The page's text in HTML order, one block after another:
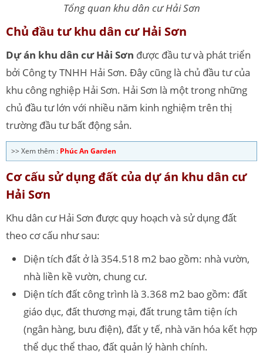
Tổng quan khu dân cư Hải Sơn
Chủ đầu tư khu dân cư Hải Sơn
Dự án khu dân cư Hải Sơn được đầu tư và phát triển
bởi Công ty TNHH Hải Sơn. Đây cũng là chủ đầu tư của
khu công nghiệp Hải Sơn. Hải Sơn là một trong những
chủ đầu tư lớn với nhiều năm kinh nghiệm trên thị
trường đầu tư bất động sản.
>> Xem thêm : Phúc An Garden
Cơ cấu sử dụng đất của dự án khu dân cư
Hải Sơn
Khu dân cư Hải Sơn được quy hoạch và sử dụng đất
theo cơ cấu như sau:
Diện tích đất ở là 354.518 m2 bao gồm: nhà vườn,
nhà liền kề vườn, chung cư.
Diện tích đất công trình là 3.368 m2 bao gồm: đất
giáo dục, đất thương mại, đất trung tâm tiện ích
(ngân hàng, bưu điện), đất y tế, nhà văn hóa kết hợp
thể dục thể thao, đất quản lý hành chính.